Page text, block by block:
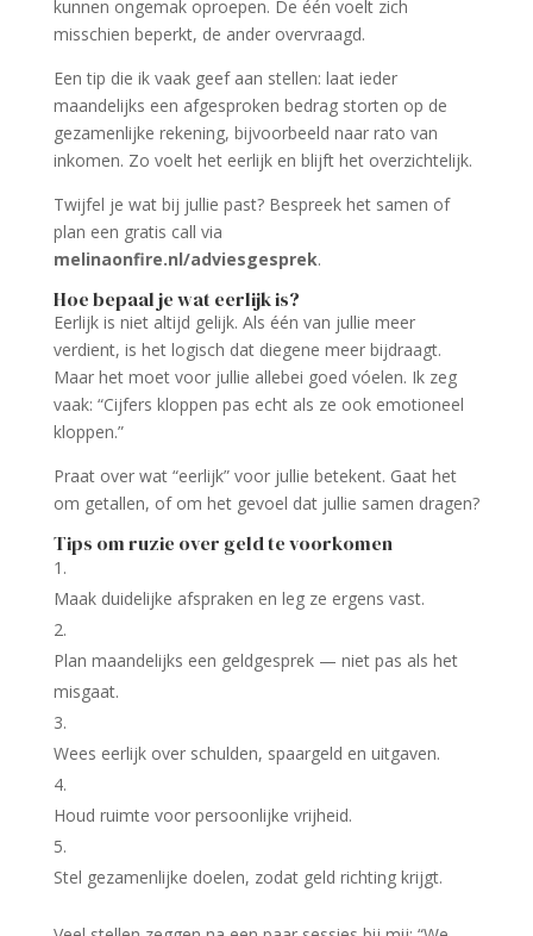
kunnen ongemak oproepen. De één voelt zich
misschien beperkt, de ander overvraagd.
Een tip die ik vaak geef aan stellen: laat ieder
maandelijks een afgesproken bedrag storten op de
gezamenlijke rekening, bijvoorbeeld naar rato van
inkomen. Zo voelt het eerlijk en blijft het overzichtelijk.
Twijfel je wat bij jullie past? Bespreek het samen of
plan een gratis call via
melinaonfire.nl/adviesgesprek.
Hoe bepaal je wat eerlijk is?
Eerlijk is niet altijd gelijk. Als één van jullie meer
verdient, is het logisch dat diegene meer bijdraagt.
Maar het moet voor jullie allebei goed vóelen. Ik zeg
vaak: “Cijfers kloppen pas echt als ze ook emotioneel
kloppen.”
Praat over wat “eerlijk” voor jullie betekent. Gaat het
om getallen, of om het gevoel dat jullie samen dragen?
Tips om ruzie over geld te voorkomen
Maak duidelijke afspraken en leg ze ergens vast.
Plan maandelijks een geldgesprek — niet pas als het
misgaat.
Wees eerlijk over schulden, spaargeld en uitgaven.
Houd ruimte voor persoonlijke vrijheid.
Stel gezamenlijke doelen, zodat geld richting krijgt.